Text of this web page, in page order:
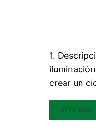
1.
crear un
LEER MÁS